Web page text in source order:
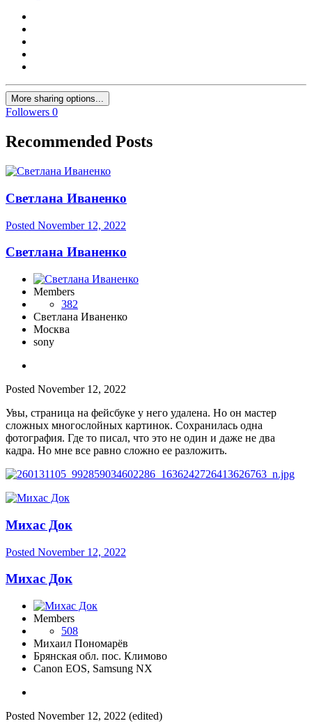
More sharing options...
Followers 0
Recommended Posts
Светлана Иваненко
Posted November 12, 2022
Светлана Иваненко
Members
382
Светлана Иваненко
Москва
sony
Posted November 12, 2022
Увы, страница на фейсбуке у него удалена. Но он мастер
сложных многослойных картинок. Сохранилась одна
фотография. Где то писал, что это не один и даже не два
кадра. Но мне все равно сложно ее разложить.
Михас Док
Posted November 12, 2022
Михас Док
Members
508
Михаил Пономарёв
Брянская обл. пос. Климово
Canon EOS, Samsung NX
Posted November 12, 2022 (edited)